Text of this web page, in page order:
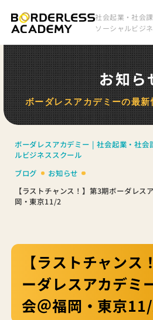
社会起業・社会
ソーシャルビジ
お知ら
ボーダレスアカデミーの最
ボーダレスアカデミー | 社会起業・社会
ルビジネススクール
ブログ
お知らせ
【ラストチャンス！】第3期ボーダレス
岡・東京11/2
【ラストチャンス
ーダレスアカデミ
会＠福岡・東京